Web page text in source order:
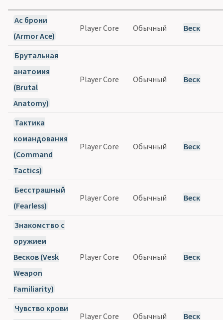
Ас брони
(Armor Ace)
Player Core Обычный Веск
Брутальная
анатомия
(Brutal
Anatomy)
Player Core Обычный Веск
Тактика
командования
(Command
Tactics)
Player Core Обычный Веск
Бесстрашный
(Fearless)
Player Core Обычный Веск
Знакомство с
оружием
Весков (Vesk
Weapon
Familiarity)
Player Core Обычный Веск
Чувство крови
Player Core Обычный Веск